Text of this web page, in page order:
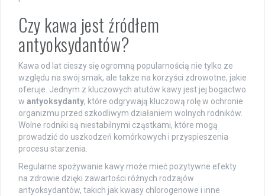
Czy kawa jest źródłem
antyoksydantów?
Kawa od lat cieszy się ogromną popularnością nie tylko ze
względu na swój smak, ale także na korzyści zdrowotne, jakie
oferuje. Jednym z kluczowych atutów kawy jest jej bogactwo
w antyoksydanty, które odgrywają kluczową rolę w ochronie
organizmu przed szkodliwym działaniem wolnych rodników.
Wolne rodniki są niestabilnymi cząstkami, które mogą
prowadzić do uszkodzeń komórkowych i przyspieszenia
procesu starzenia.
Regularne spożywanie kawy może mieć pozytywne efekty
na zdrowie dzięki zawartości różnych rodzajów
antyoksydantów, takich jak kwasy chlorogenowe i inne